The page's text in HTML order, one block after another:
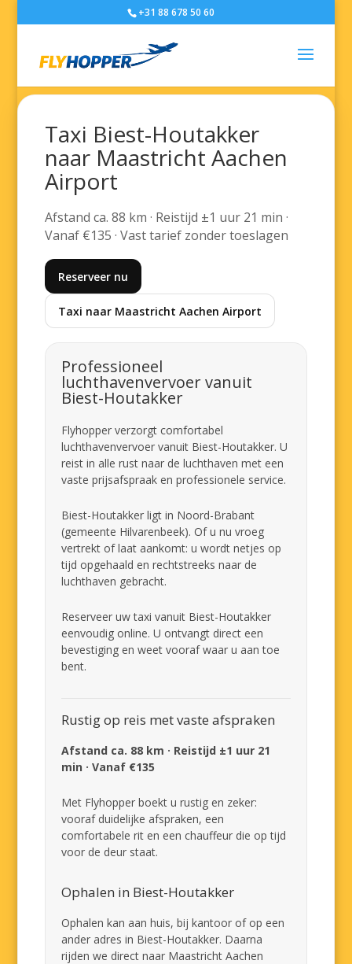
+31 88 678 50 60
Taxi Biest-Houtakker
naar Maastricht Aachen
Airport
Afstand ca. 88 km · Reistijd ±1 uur 21 min ·
Vanaf €135 · Vast tarief zonder toeslagen
Reserveer nu
Taxi naar Maastricht Aachen Airport
Professioneel
luchthavenvervoer vanuit
Biest-Houtakker
Flyhopper verzorgt comfortabel
luchthavenvervoer vanuit Biest-Houtakker. U
reist in alle rust naar de luchthaven met een
vaste prijsafspraak en professionele service.
Biest-Houtakker ligt in Noord-Brabant
(gemeente Hilvarenbeek). Of u nu vroeg
vertrekt of laat aankomt: u wordt netjes op
tijd opgehaald en rechtstreeks naar de
luchthaven gebracht.
Reserveer uw taxi vanuit Biest-Houtakker
eenvoudig online. U ontvangt direct een
bevestiging en weet vooraf waar u aan toe
bent.
Rustig op reis met vaste afspraken
Afstand ca. 88 km · Reistijd ±1 uur 21
min · Vanaf €135
Met Flyhopper boekt u rustig en zeker:
vooraf duidelijke afspraken, een
comfortabele rit en een chauffeur die op tijd
voor de deur staat.
Ophalen in Biest-Houtakker
Ophalen kan aan huis, bij kantoor of op een
ander adres in Biest-Houtakker. Daarna
rijden we direct naar Maastricht Aachen